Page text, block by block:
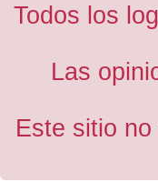
Todos los
Las
Este sitio